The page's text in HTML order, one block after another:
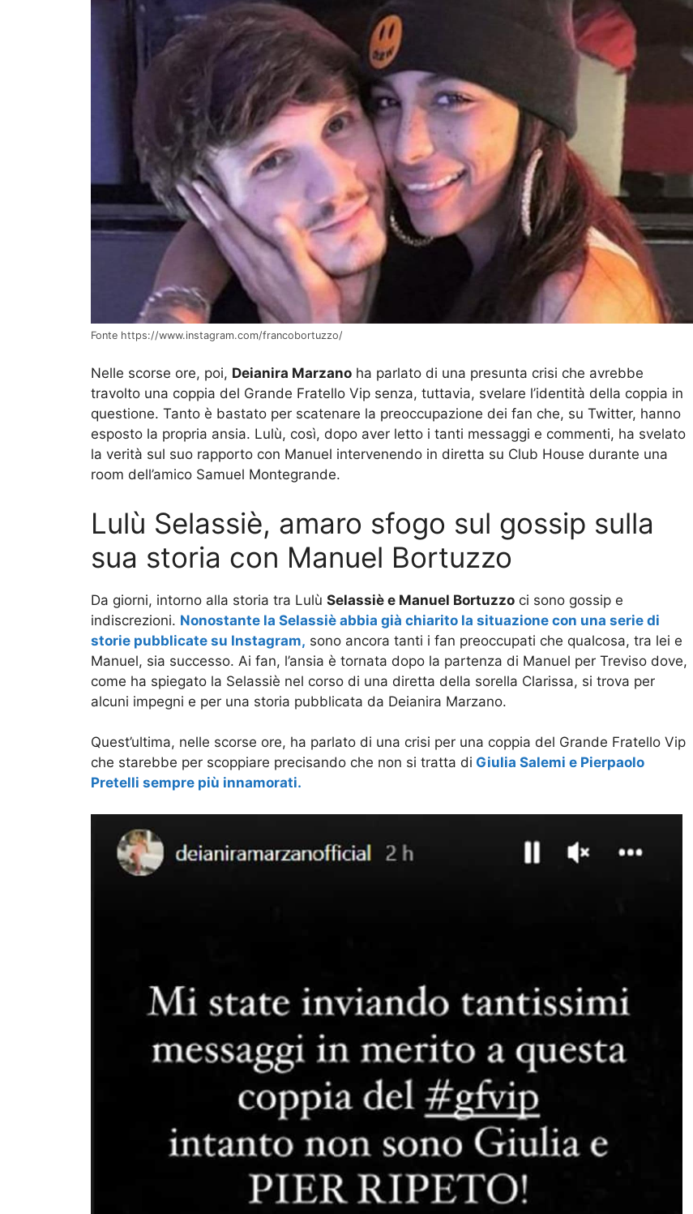
Fonte https://www.instagram.com/francobortuzzo/
Nelle scorse ore, poi, Deianira Marzano ha parlato di una presunta crisi che avrebbe
travolto una coppia del Grande Fratello Vip senza, tuttavia, svelare l’identità della coppia in
questione. Tanto è bastato per scatenare la preoccupazione dei fan che, su Twitter, hanno
esposto la propria ansia. Lulù, così, dopo aver letto i tanti messaggi e commenti, ha svelato
la verità sul suo rapporto con Manuel intervenendo in diretta su Club House durante una
room dell’amico Samuel Montegrande.
Lulù Selassiè, amaro sfogo sul gossip sulla
sua storia con Manuel Bortuzzo
Da giorni, intorno alla storia tra Lulù Selassiè e Manuel Bortuzzo ci sono gossip e
indiscrezioni. Nonostante la Selassiè abbia già chiarito la situazione con una serie di
storie pubblicate su Instagram, sono ancora tanti i fan preoccupati che qualcosa, tra lei e
Manuel, sia successo. Ai fan, l’ansia è tornata dopo la partenza di Manuel per Treviso dove,
come ha spiegato la Selassiè nel corso di una diretta della sorella Clarissa, si trova per
alcuni impegni e per una storia pubblicata da Deianira Marzano.
Quest’ultima, nelle scorse ore, ha parlato di una crisi per una coppia del Grande Fratello Vip
che starebbe per scoppiare precisando che non si tratta di Giulia Salemi e Pierpaolo
Pretelli sempre più innamorati.